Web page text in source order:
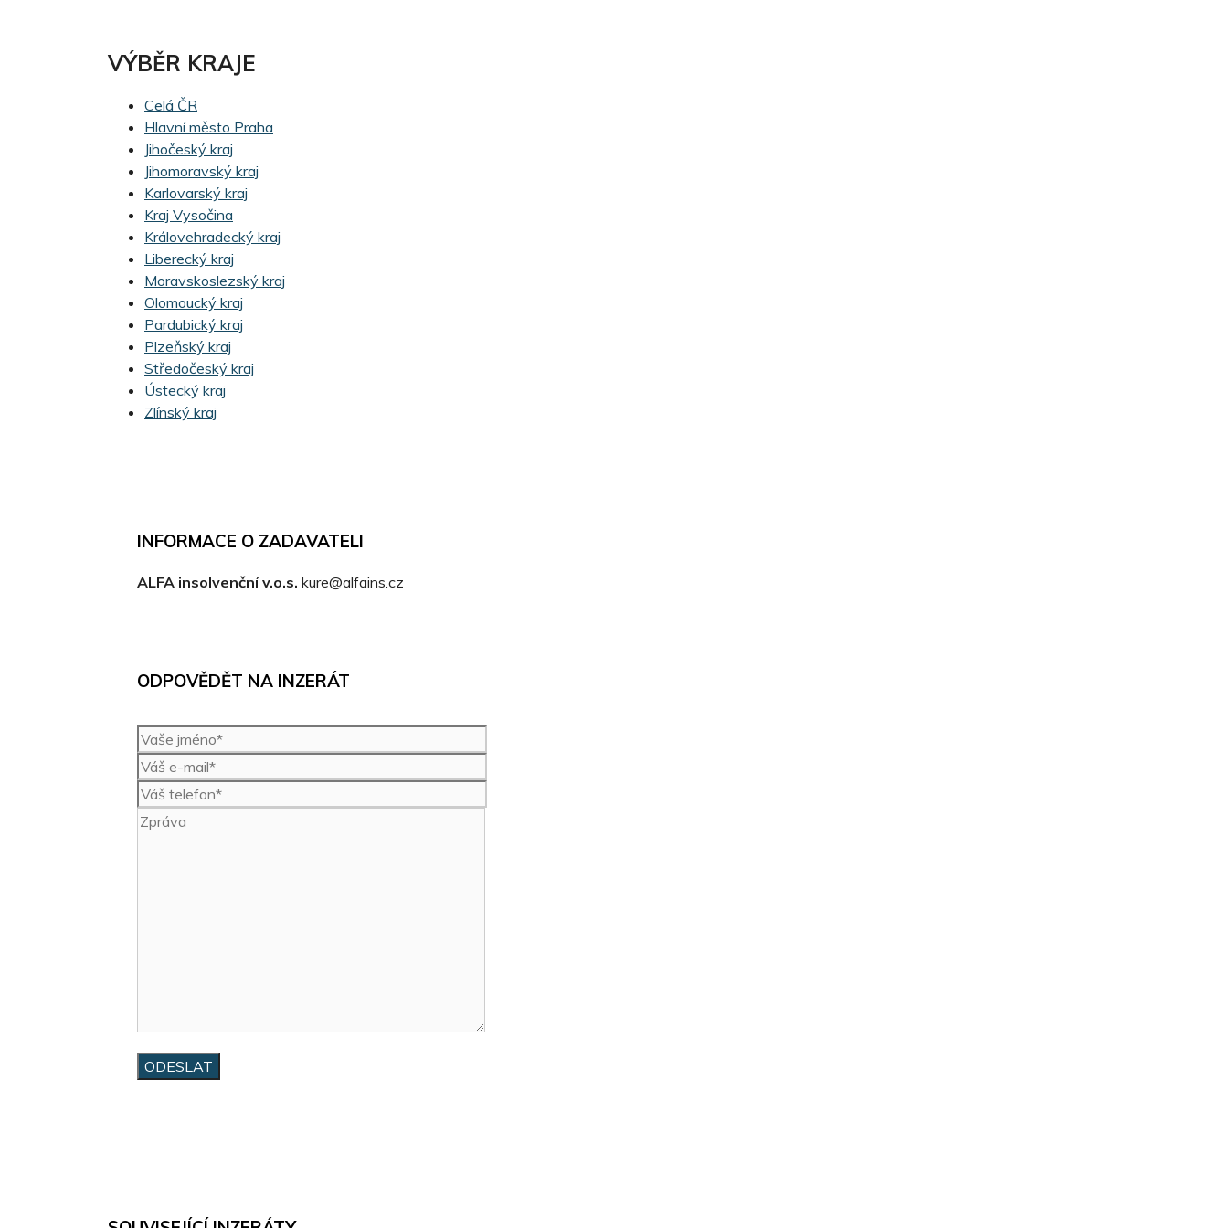
VÝBĚR KRAJE
Celá ČR
Hlavní město Praha
Jihočeský kraj
Jihomoravský kraj
Karlovarský kraj
Kraj Vysočina
Královehradecký kraj
Liberecký kraj
Moravskoslezský kraj
Olomoucký kraj
Pardubický kraj
Plzeňský kraj
Středočeský kraj
Ústecký kraj
Zlínský kraj
INFORMACE O ZADAVATELI
ALFA insolvenční v.o.s. kure@alfains.cz
ODPOVĚDĚT NA INZERÁT